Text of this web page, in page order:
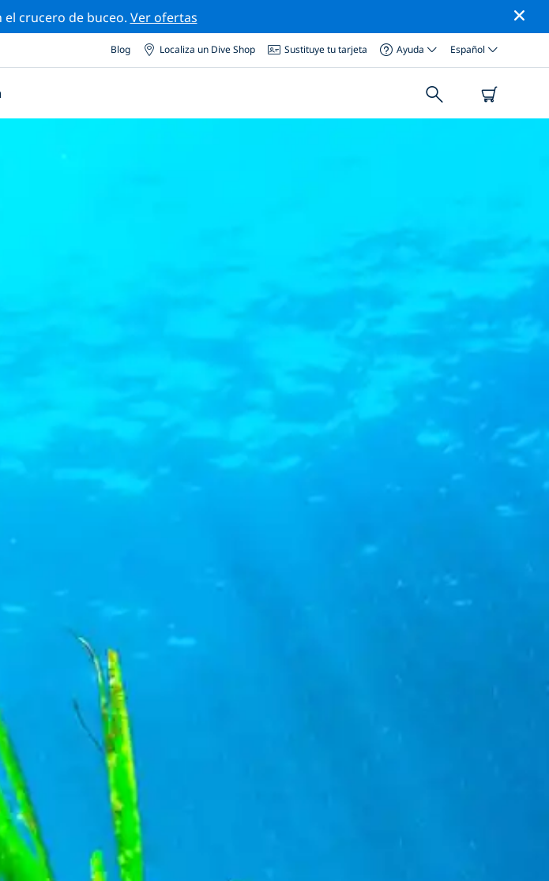
el crucero de buceo. Ver ofertas
Blog Localiza un Dive Shop Sustituye tu tarjeta Ayuda Español